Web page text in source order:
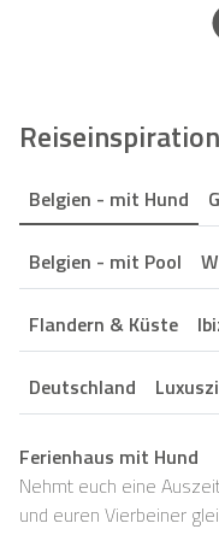
Belgien - mit Hund
Belgien - mit Pool
Flandern & Küste
Deutschland
Ferienhaus mit Hund
Nehmt euch eine
und euren Vierbeiner